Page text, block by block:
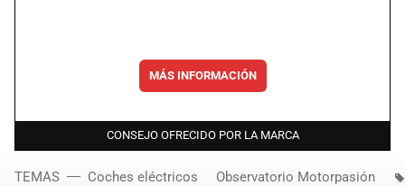
MÁS INFORMACIÓN
CONSEJO OFRECIDO POR LA MARCA
TEMAS Coches eléctricos Observatorio Motorpasión